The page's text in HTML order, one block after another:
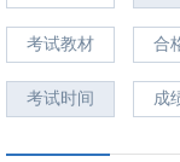
考试教材 合
考试时间 成